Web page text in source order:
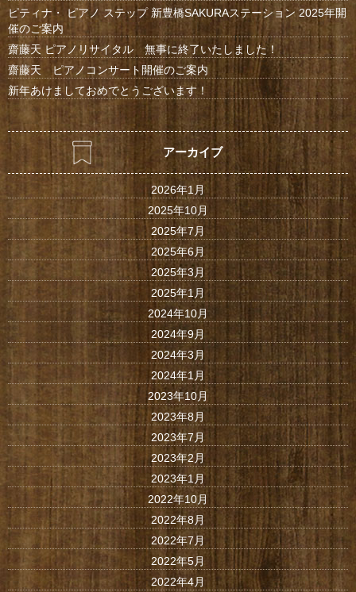
ピティナ・ ピアノ ステップ 新豊橋SAKURAステーション 2025年開
催のご案内
齋藤天 ピアノリサイタル 無事に終了いたしました！
齋藤天 ピアノコンサート開催のご案内
新年あけましておめでとうございます！
アーカイブ
2026年1月
2025年10月
2025年7月
2025年6月
2025年3月
2025年1月
2024年10月
2024年9月
2024年3月
2024年1月
2023年10月
2023年8月
2023年7月
2023年2月
2023年1月
2022年10月
2022年8月
2022年7月
2022年5月
2022年4月